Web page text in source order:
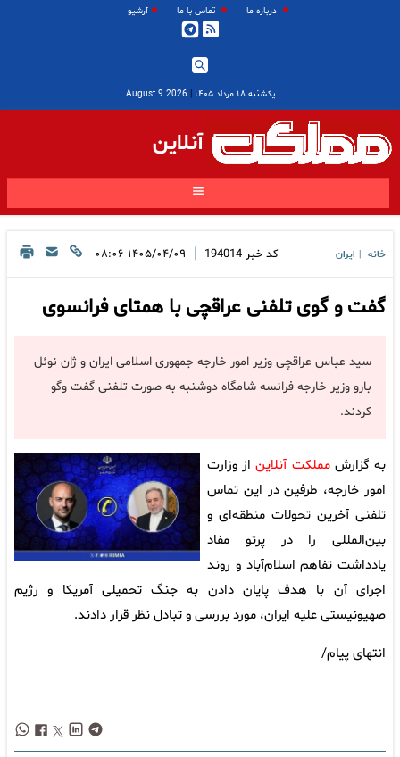
درباره ما تماس با ما آرشیو
یکشنبه ۱۸ مرداد ۱۴۰۵ |
2026 August 9
آنلاین
خانه ایران کد خبر 194014
| ۱۴۰۵/۰۴/۰۹ ۰۸:۰۶
گفت و گوی تلفنی عراقچی با همتای فرانسوی
سید عباس عراقچی وزیر امور خارجه جمهوری اسلامی ایران و ژان نوئل
بارو وزیر خارجه فرانسه شامگاه دوشنبه به صورت تلفنی گفت وگو
کردند.
به گزارشمملکت آنلاین از وزارت
امور خارجه، طرفین در این تماس
تلفنی آخرین تحولات منطقه‌ای و
بین‌المللی را در پرتو مفاد
یادداشت تفاهم اسلام‌آباد و روند
اجرای آن با هدف پایان دادن به جنگ تحمیلی آمریکا و رژیم
صهیونیستی علیه ایران، مورد بررسی و تبادل نظر قرار دادند.
انتهای پیام/